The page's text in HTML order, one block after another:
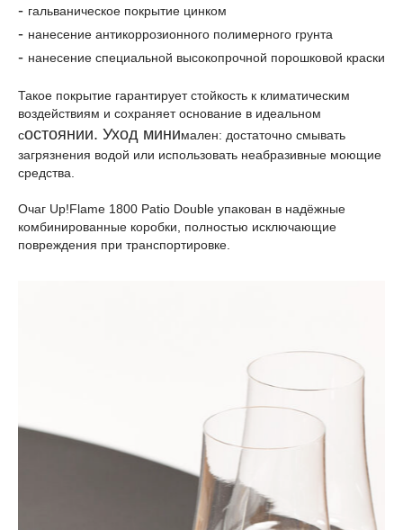
- гальваническое покрытие цинком
- нанесение антикоррозионного полимерного грунта
- нанесение специальной высокопрочной порошковой краски
Такое покрытие гарантирует стойкость к климатическим
воздействиям и сохраняет основание в идеальном
состоянии. Уход минимален: достаточно смывать
загрязнения водой или использовать неабразивные моющие
средства.
Очаг Up!Flame 1800 Patio Double упакован в надёжные
комбинированные коробки, полностью исключающие
повреждения при транспортировке.